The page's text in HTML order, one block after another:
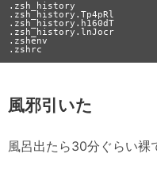
.zsh_history
.zsh_history.Tp4pRl
.zsh_history.h160dT
.zsh_history.lnJocr
.zshenv
風邪引いた
風呂出たら30分ぐらい裸